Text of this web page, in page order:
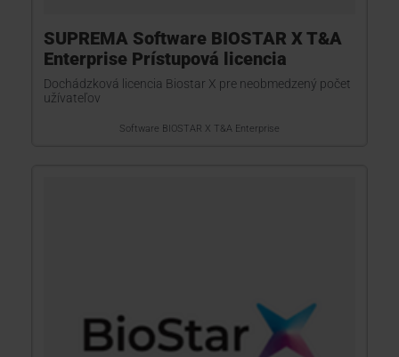
SUPREMA Software BIOSTAR X T&A
Enterprise Prístupová licencia
Dochádzková licencia Biostar X pre neobmedzený počet
užívateľov
Software BIOSTAR X T&A Enterprise